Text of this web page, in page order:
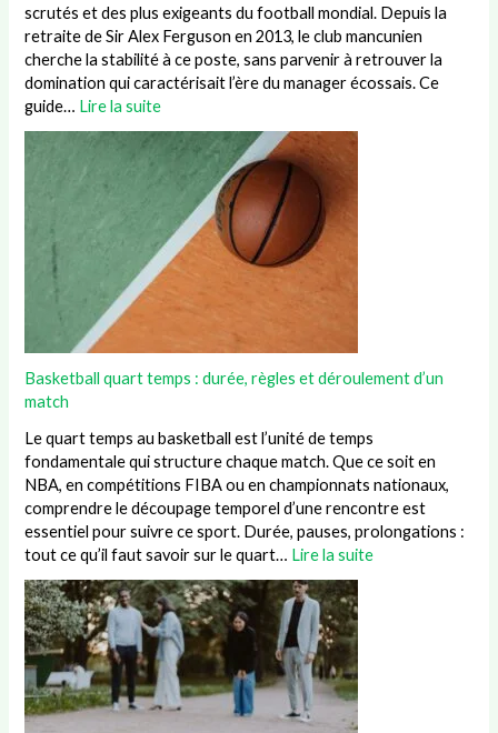
scrutés et des plus exigeants du football mondial. Depuis la
retraite de Sir Alex Ferguson en 2013, le club mancunien
cherche la stabilité à ce poste, sans parvenir à retrouver la
domination qui caractérisait l’ère du manager écossais. Ce
guide… Lire la suite
Basketball quart temps : durée, règles et déroulement d’un
match
Le quart temps au basketball est l’unité de temps
fondamentale qui structure chaque match. Que ce soit en
NBA, en compétitions FIBA ou en championnats nationaux,
comprendre le découpage temporel d’une rencontre est
essentiel pour suivre ce sport. Durée, pauses, prolongations :
tout ce qu’il faut savoir sur le quart… Lire la suite